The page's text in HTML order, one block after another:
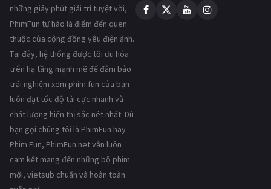
những giây phút giải trí tuyệt vời,
PhimFun tự hào là điểm đến quen
thuộc của cộng đồng yêu điện ảnh.
Tại đây, hệ thống được tối ưu hóa
trên hạ tầng mạnh mẽ để đảm bảo
trải nghiệm xem phim fun của bạn
luôn đạt tốc độ tải cực nhanh và
chất lượng hiển thị sắc nét nhất. Dù
bạn gọi chúng tôi là PhimFun hay
Phim Fun, PhimFun.net vẫn luôn
cam kết mang đến những bộ phim
mới, vietsub chuẩn và hoàn toàn